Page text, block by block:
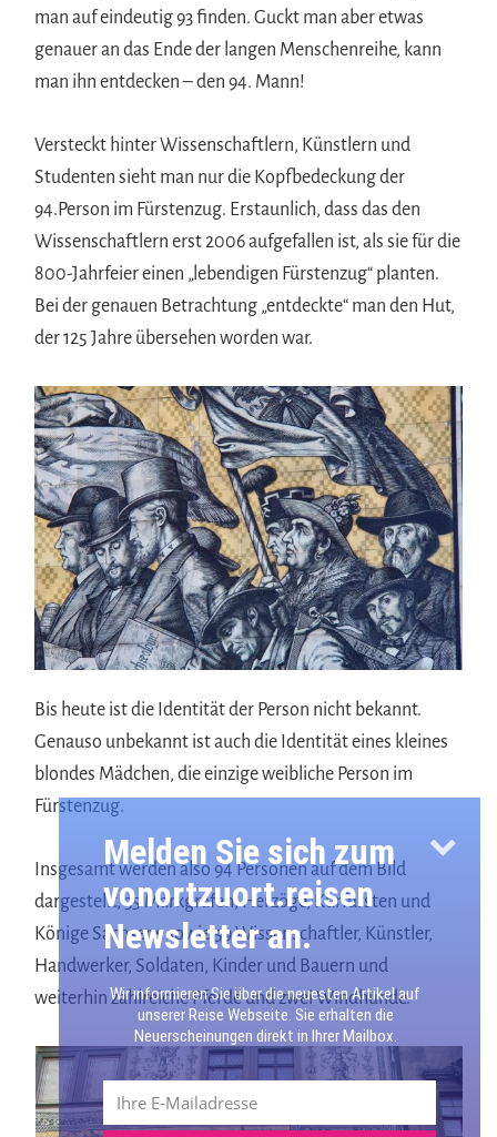
man auf eindeutig 93 finden. Guckt man aber etwas
genauer an das Ende der langen Menschenreihe, kann
man ihn entdecken – den 94. Mann!
Versteckt hinter Wissenschaftlern, Künstlern und
Studenten sieht man nur die Kopfbedeckung der
94.Person im Fürstenzug. Erstaunlich, dass das den
Wissenschaftlern erst 2006 aufgefallen ist, als sie für die
800-Jahrfeier einen „lebendigen Fürstenzug“ planten.
Bei der genauen Betrachtung „entdeckte“ man den Hut,
der 125 Jahre übersehen worden war.
Bis heute ist die Identität der Person nicht bekannt.
Genauso unbekannt ist auch die Identität eines kleines
blondes Mädchen, die einzige weibliche Person im
Fürstenzug.
Insgesamt werden also 94 Personen auf dem Bild
dargestellt, 35 Markgrafen, Herzöge, Kurfürsten und
Könige Sachsens sowie 59 Wissenschaftler, Künstler,
Handwerker, Soldaten, Kinder und Bauern und
weiterhin zahlreiche Pferde und zwei Windhunde.
Melden Sie sich zum
vonortzuort.reisen
Newsletter an.
Wir informieren Sie über die neuesten Artikel auf
unserer Reise Webseite. Sie erhalten die
Neuerscheinungen direkt in Ihrer Mailbox.